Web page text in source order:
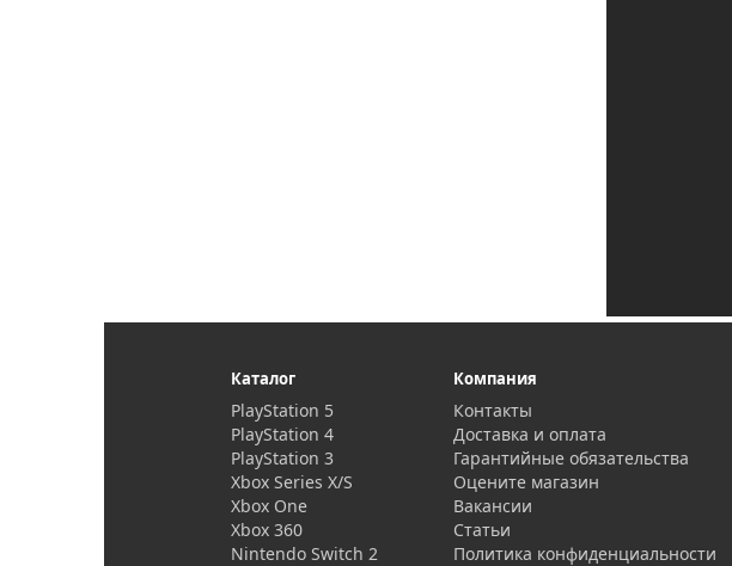
Каталог
PlayStation 5
PlayStation 4
PlayStation 3
Xbox Series X/S
Xbox One
Xbox 360
Nintendo Switch 2
Компания
Контакты
Доставка и оплата
Гарантийные обязательства
Оцените магазин
Вакансии
Статьи
Политика конфиденциальности